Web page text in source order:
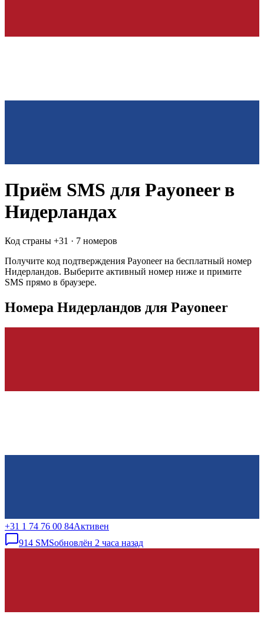
Приём SMS для Payoneer в
Нидерландах
Код страны +31 · 7 номеров
Получите код подтверждения Payoneerна бесплатный номер
Нидерландов. Выберите активный номер ниже и примите
SMS прямо в браузере.
Номера Нидерландов для Payoneer
+31 1 74 76 00 84Активен
914 SMSобновлён 2 часа назад